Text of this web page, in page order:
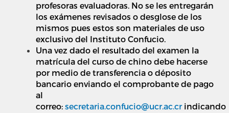
profesoras evaluadoras. No se les entregarán
los exámenes revisados o desglose de los
mismos pues estos son materiales de uso
exclusivo del Instituto Confucio.
Una vez dado el resultado del examen la
matrícula del curso de chino debe hacerse
por medio de transferencia o déposito
bancario enviando el comprobante de pago
al
correo: secretaria.confucio@ucr.ac.crindicando